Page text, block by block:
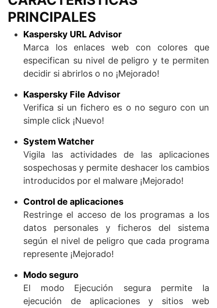
PRINCIPALES
Kaspersky URL Advisor
Marca los enlaces web con colores que
especifican su nivel de peligro y te permiten
decidir si abrirlos o no ¡Mejorado!
Kaspersky File Advisor
Verifica si un fichero es o no seguro con un
simple click ¡Nuevo!
System Watcher
Vigila las actividades de las aplicaciones
sospechosas y permite deshacer los cambios
introducidos por el malware ¡Mejorado!
Control de aplicaciones
Restringe el acceso de los programas a los
datos personales y ficheros del sistema
según el nivel de peligro que cada programa
represente ¡Mejorado!
Modo seguro
El modo Ejecución segura permite la
ejecución de aplicaciones y sitios web